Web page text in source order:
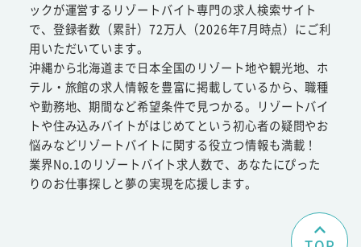
ックが運営するリゾートバイト専門の求人検索サイト
で、登録者数（累計）72万人（2026年7月時点）にご利
用いただいています。
沖縄から北海道まで日本全国のリゾート地や観光地、ホ
テル・旅館の求人情報を豊富に掲載しているから、職種
や勤務地、期間など希望条件で見つかる。リゾートバイ
トや住み込みバイトがはじめてという初心者の疑問やお
悩みなどリゾートバイトに関する役立つ情報も満載！
業界No.1のリゾートバイト求人数で、あなたにぴった
りのお仕事探しと夢の実現を応援します。